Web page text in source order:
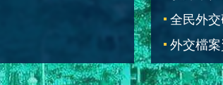
全民外
外交檔